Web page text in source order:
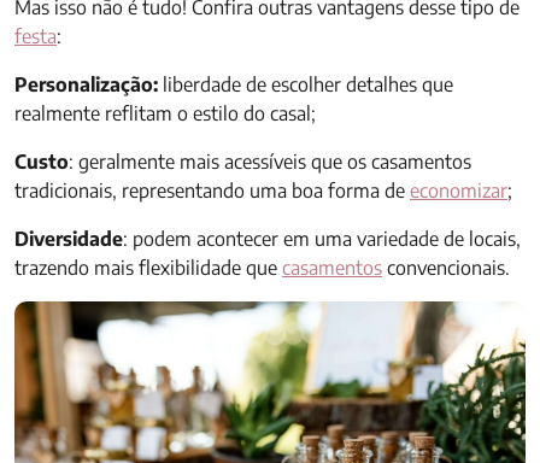
Mas isso não é tudo! Confira outras vantagens desse tipo de
festa:
Personalização: liberdade de escolher detalhes que
realmente reflitam o estilo do casal;
Custo: geralmente mais acessíveis que os casamentos
tradicionais, representando uma boa forma de economizar;
Diversidade: podem acontecer em uma variedade de locais,
trazendo mais flexibilidade que casamentos convencionais.